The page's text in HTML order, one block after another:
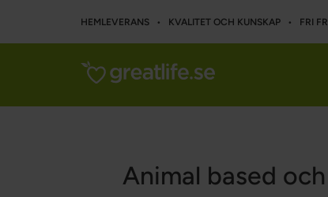
HEMLEVERANS • KVALITET OCH KUNSKAP • FRI
Animal based